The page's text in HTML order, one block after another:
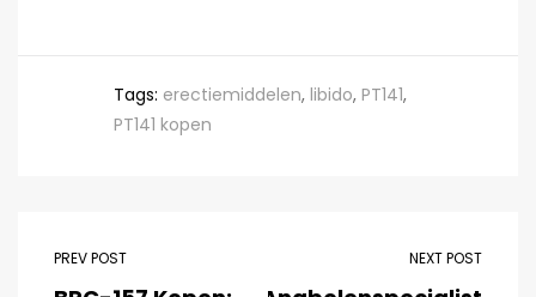
Tags: erectiemiddelen, libido, PT141,
PT141 kopen
PREV POST NEXT POST